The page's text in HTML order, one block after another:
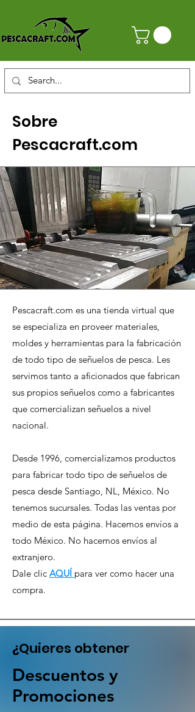
Sobre
Pescacraft.com
Pescacraft.com es una tienda virtual que
se especializa en proveer materiales,
moldes y herramientas para la fabricación
de todo tipo de señuelos de pesca. Les
servimos tanto a aficionados que fabrican
sus propios señuelos como a fabricantes
que comercializan señuelos a nivel
nacional.
Desde 1996, comercializamos productos
para fabricar todo tipo de señuelos de
pesca desde Santiago, NL, México. No
tenemos sucursales. Todas las ventas por
medio de esta página. Hacemos envíos a
todo México. No hacemos envíos al
extranjero.
Dale clic AQUÍ para ver como hacer una
compra.
¿Quieres obtener
Descuentos y
Promociones